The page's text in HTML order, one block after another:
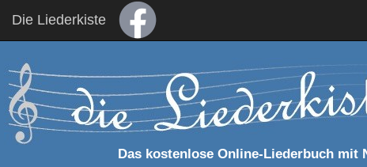
Die Liederkiste
Das kostenlose Online-Liederbuch mit